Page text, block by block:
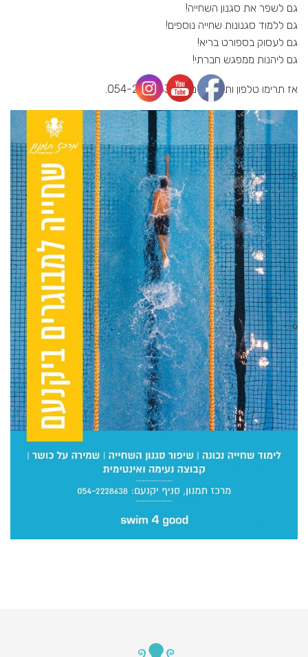
גם לשפר את סגנון השחייה!
גם ללמוד סגנונות שחייה נוספים!
גם לעסוק בספורט בריא!
גם ליהנות ממפגש חברתי!
אז תרימו טלפון ותקפצו למים: 054-2228638.